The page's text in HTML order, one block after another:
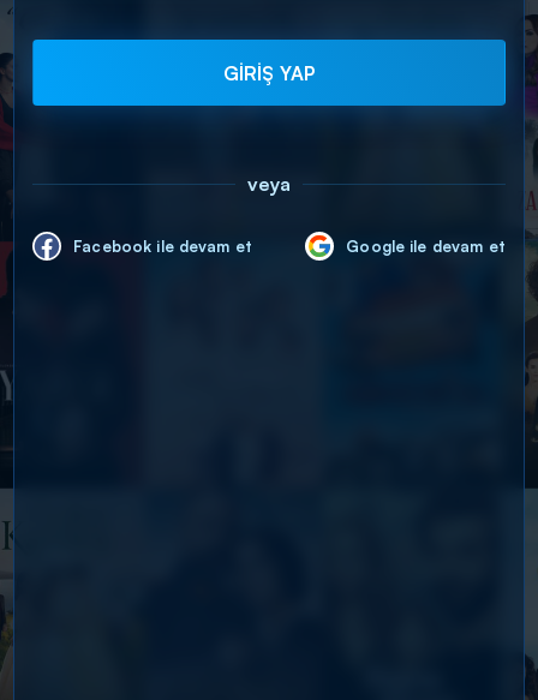
GİRİŞ YAP
veya
Facebook ile devam et Google ile devam et